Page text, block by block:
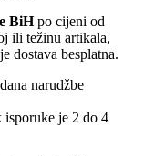
BiHpo cijeni od
ili težinu artikala,
dostava besplatna.
narudžbe
je 2 do 4